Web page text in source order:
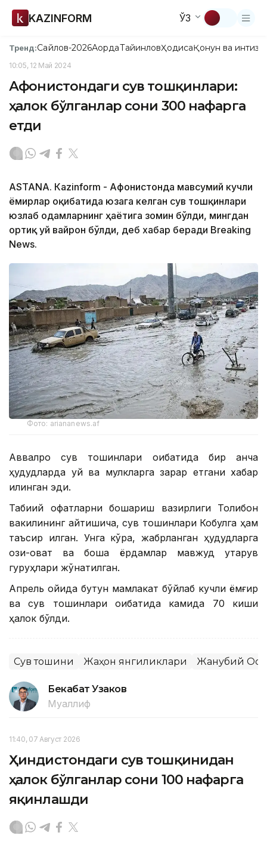
KAZINFORM ЎЗ
Тренд:Сайлов-2026АқордаТайинловҲодисаҚонун ва
10:05, 12 Май 2024
Афғонистондаги сув тошқинлари:
ҳалок бўлганлар сони 300 нафарга
етди
ASTANА. Кazinform - Афғонистонда мавсумий кучли
ёмғирлар оқибатида юзага келган сув тошқинлари
юзлаб одамларнинг ҳаётига зомин бўлди, мингдан
ортиқ уй вайрон бўлди, деб хабар беради Breaking
News.
Фото: ariananews.af
Аввалроқ сув тошқинлари оқибатида бир қанча
ҳудудларда уй ва мулкларга зарар етгани хабар
қилинган эди.
Табиий офатларни бошқариш вазирлиги Толибон
вакилининг айтишича, сув тошқинлари Кобулга ҳам
таъсир қилган. Унга кўра, жабрланган ҳудудларга
озиқ-овқат ва бошқа ёрдамлар мавжуд қутқарув
гуруҳлари жўнатилган.
Апрель ойида бутун мамлакат бўйлаб кучли ёмғир
ва сув тошқинлари оқибатида камида 70 киши
ҳалок бўлди.
Сув тошқини Жаҳон янгиликлари Жанубий
Бекабат Узаков
Муаллиф
11:40, 07 Август 2026
Ҳиндистондаги сув тошқинидан
ҳалок бўлганлар сони 100 нафарга
яқинлашди